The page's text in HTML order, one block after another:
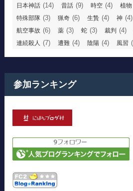
日本神話 (14) 昔話 (9) 時空 (4) 植物
特殊部隊 (3) 猟奇 (6) 生贄 (4) 神 (4)
航空事故 (6) 薬 (3) 蛇 (3) 裁判 (4)
連続殺人 (7) 遭難 (4) 陰陽 (4) 風習
参加ランキング